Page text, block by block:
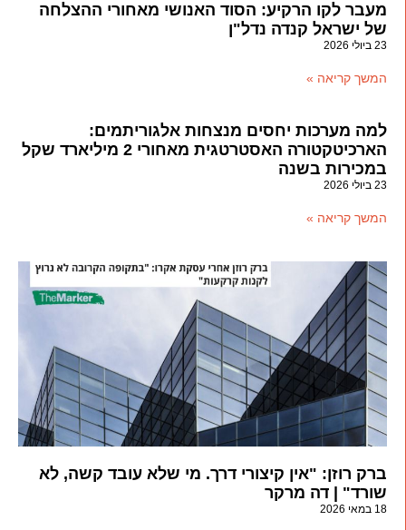
מעבר לקו הרקיע: הסוד האנושי מאחורי ההצלחה
של ישראל קנדה נדל"ן
23 ביולי 2026
המשך קריאה »
למה מערכות יחסים מנצחות אלגוריתמים:
הארכיטקטורה האסטרטגית מאחורי 2 מיליארד שקל
במכירות בשנה
23 ביולי 2026
המשך קריאה »
ברק רוזן: "אין קיצורי דרך. מי שלא עובד קשה, לא
שורד" | דה מרקר
18 במאי 2026